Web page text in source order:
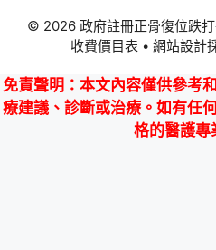
© 2026 政府註冊正骨復位跌
收費價目表 • 網站設計
免責聲明 ：本文內容僅供參考
療建議、診斷或治療。如有任
格的醫護專